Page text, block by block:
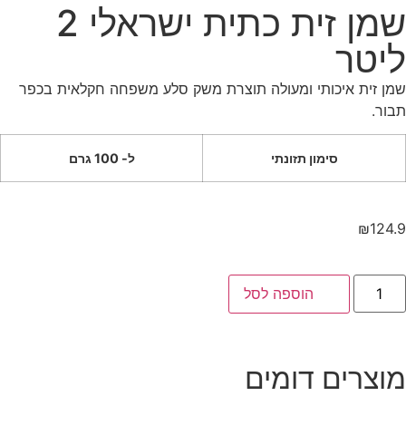
שמן זית כתית ישראלי 2
זית איכותי ומעולה תוצרת משק סלע משפחה חקלאית בכפר
סימון תזונתי ל- 100 גרם
₪
הוספה לסל
דומים